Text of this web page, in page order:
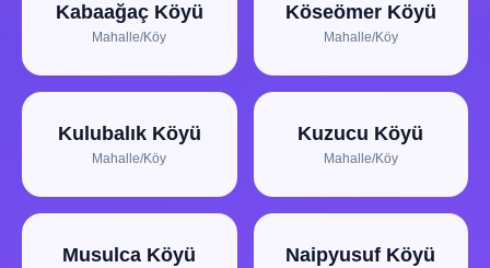
Kabaağaç Köyü
Mahalle/Köy
Köseömer Köyü
Mahalle/Köy
Kulubalık Köyü
Mahalle/Köy
Kuzucu Köyü
Mahalle/Köy
Musulca Köyü Naipyusuf Köyü